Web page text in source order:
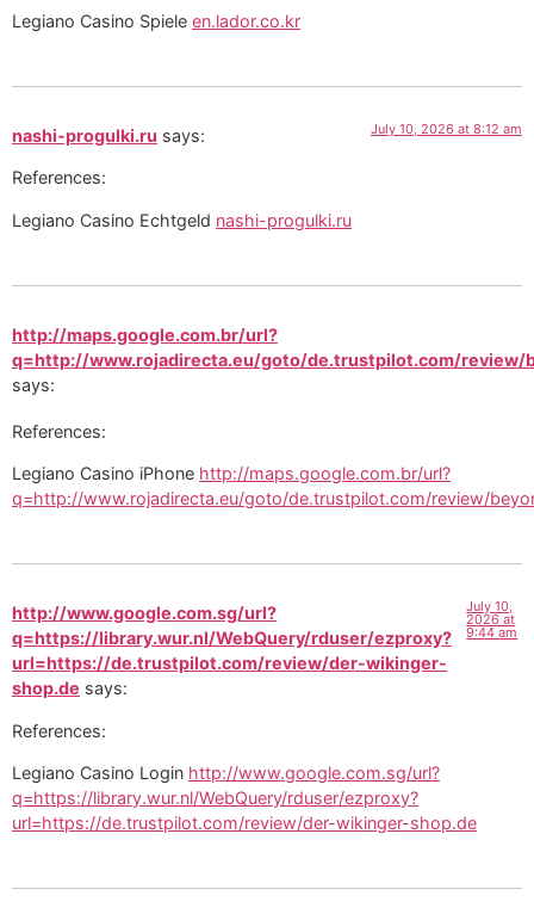
Legiano Casino Spiele en.lador.co.kr
nashi-progulki.ru says: July 10, 2026 at 8:12 am
References:
Legiano Casino Echtgeld nashi-progulki.ru
http://maps.google.com.br/url?
q=http://www.rojadirecta.eu/goto/de.trustpilot.com/review/
says:
References:
Legiano Casino iPhone http://maps.google.com.br/url?
q=http://www.rojadirecta.eu/goto/de.trustpilot.com/review/
http://www.google.com.sg/url?
q=https://library.wur.nl/WebQuery/rduser/ezproxy?
url=https://de.trustpilot.com/review/der-wikinger-
shop.de says:
July 10,
2026 at
9:44 am
References:
Legiano Casino Login http://www.google.com.sg/url?
q=https://library.wur.nl/WebQuery/rduser/ezproxy?
url=https://de.trustpilot.com/review/der-wikinger-shop.de